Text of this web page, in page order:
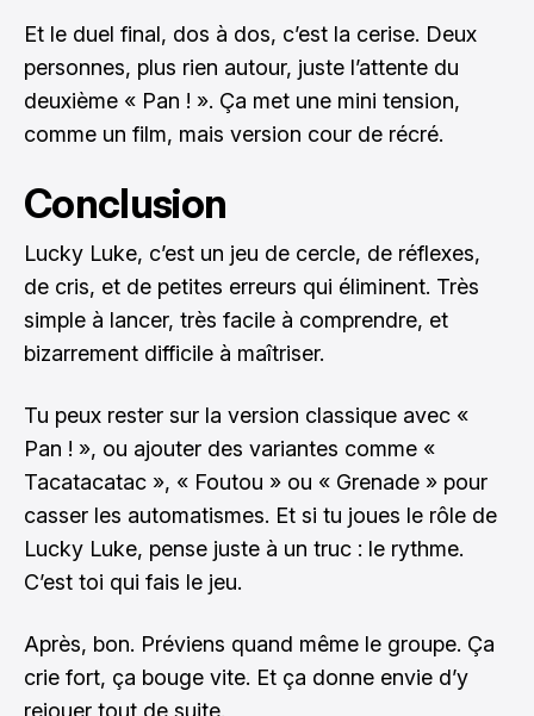
Et le duel final, dos à dos, c’est la cerise. Deux
personnes, plus rien autour, juste l’attente du
deuxième « Pan ! ». Ça met une mini tension,
comme un film, mais version cour de récré.
Conclusion
Lucky Luke, c’est un jeu de cercle, de réflexes,
de cris, et de petites erreurs qui éliminent. Très
simple à lancer, très facile à comprendre, et
bizarrement difficile à maîtriser.
Tu peux rester sur la version classique avec «
Pan ! », ou ajouter des variantes comme «
Tacatacatac », « Foutou » ou « Grenade » pour
casser les automatismes. Et si tu joues le rôle de
Lucky Luke, pense juste à un truc : le rythme.
C’est toi qui fais le jeu.
Après, bon. Préviens quand même le groupe. Ça
crie fort, ça bouge vite. Et ça donne envie d’y
rejouer tout de suite.